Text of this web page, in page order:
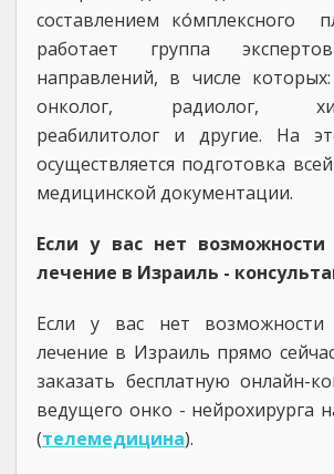
составлением ко́мплексного
работает группа
направлений, в числе которых:
онколог, радиолог,
реабилитолог и другие. На
осуществляется подготовка
медицинской документации.
Если у вас нет возможности
лечение в Израиль -
Если у вас нет возможности
лечение в Израиль прямо
заказать бесплатную онлайн-
ведущего онко - нейрохирурга
(телемедицина).